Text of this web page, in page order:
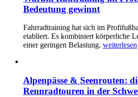
Bedeutung gewinnt
Fahrradtraining hat sich im
etabliert. Es kombiniert körperliche
einer geringen Belastung. weiterlesen
Alpenpässe & Seenrouten:
Rennradtouren in der